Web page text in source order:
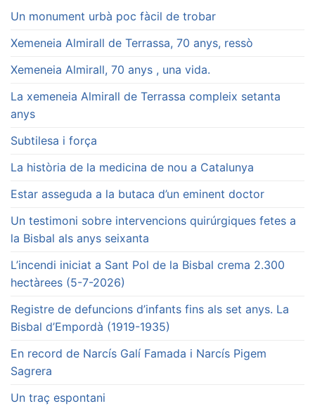
Un monument urbà poc fàcil de trobar
Xemeneia Almirall de Terrassa, 70 anys, ressò
Xemeneia Almirall, 70 anys , una vida.
La xemeneia Almirall de Terrassa compleix setanta
anys
Subtilesa i força
La història de la medicina de nou a Catalunya
Estar asseguda a la butaca d’un eminent doctor
Un testimoni sobre intervencions quirúrgiques fetes a
la Bisbal als anys seixanta
L’incendi iniciat a Sant Pol de la Bisbal crema 2.300
hectàrees (5-7-2026)
Registre de defuncions d’infants fins als set anys. La
Bisbal d’Empordà (1919-1935)
En record de Narcís Galí Famada i Narcís Pigem
Sagrera
Un traç espontani